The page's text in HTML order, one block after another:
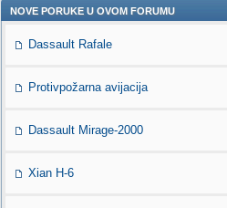
NOVE PORUKE U OVOM FORUMU
Dassault Rafale
Protivpožarna avijacija
Dassault Mirage-2000
Xian H-6